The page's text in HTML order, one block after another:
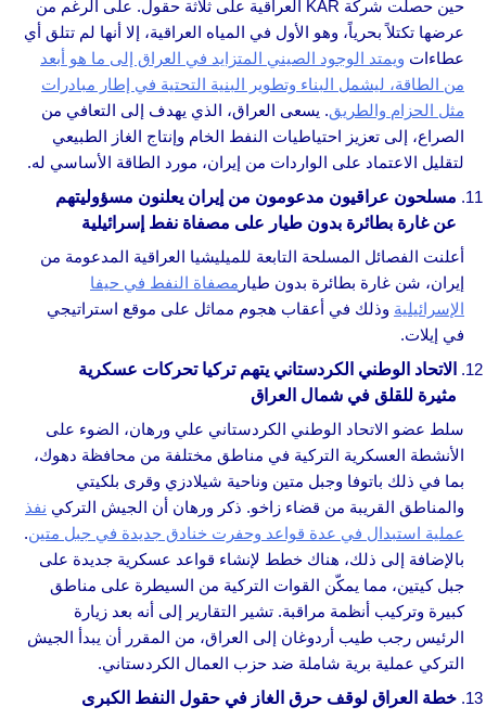
حين حصلت شركة KAR العراقية على ثلاثة حقول. على الرغم من
عرضها تكتلاً بحرياً، وهو الأول في المياه العراقية، إلا أنها لم تتلق أي
عطاءات ويمتد الوجود الصيني المتزايد في العراق إلى ما هو أبعد
من الطاقة، ليشمل البناء وتطوير البنية التحتية في إطار مبادرات
مثل الحزام والطريق. يسعى العراق، الذي يهدف إلى التعافي من
الصراع، إلى تعزيز احتياطيات النفط الخام وإنتاج الغاز الطبيعي
لتقليل الاعتماد على الواردات من إيران، مورد الطاقة الأساسي له.
مسلحون عراقيون مدعومون من إيران يعلنون مسؤوليتهم
عن غارة بطائرة بدون طيار على مصفاة نفط إسرائيلية
أعلنت الفصائل المسلحة التابعة للميليشيا العراقية المدعومة من
إيران، شن غارة بطائرة بدون طيار مصفاة النفط في حيفا
الإسرائيلية وذلك في أعقاب هجوم مماثل على موقع استراتيجي
في إيلات.
الاتحاد الوطني الكردستاني يتهم تركيا تحركات عسكرية
مثيرة للقلق في شمال العراق
سلط عضو الاتحاد الوطني الكردستاني علي ورهان، الضوء على
الأنشطة العسكرية التركية في مناطق مختلفة من محافظة دهوك،
بما في ذلك باتوفا وجبل متين وناحية شيلادزي وقرى بلكيتي
والمناطق القريبة من قضاء زاخو. ذكر ورهان أن الجيش التركي نفذ
عملية استبدال في عدة قواعد وحفرت خنادق جديدة في جبل متين.
بالإضافة إلى ذلك، هناك خطط لإنشاء قواعد عسكرية جديدة على
جبل كيتين، مما يمكّن القوات التركية من السيطرة على مناطق
كبيرة وتركيب أنظمة مراقبة. تشير التقارير إلى أنه بعد زيارة
الرئيس رجب طيب أردوغان إلى العراق، من المقرر أن يبدأ الجيش
التركي عملية برية شاملة ضد حزب العمال الكردستاني.
خطة العراق لوقف حرق الغاز في حقول النفط الكبرى